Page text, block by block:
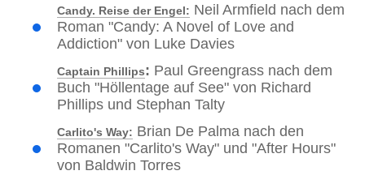
Candy. Reise der Engel: Neil Armfield nach dem
Roman "Candy: A Novel of Love and
Addiction" von Luke Davies
Captain Phillips: Paul Greengrass nach dem
Buch "Höllentage auf See" von Richard
Phillips und Stephan Talty
Carlito's Way: Brian De Palma nach den
Romanen "Carlito's Way" und "After Hours"
von Baldwin Torres